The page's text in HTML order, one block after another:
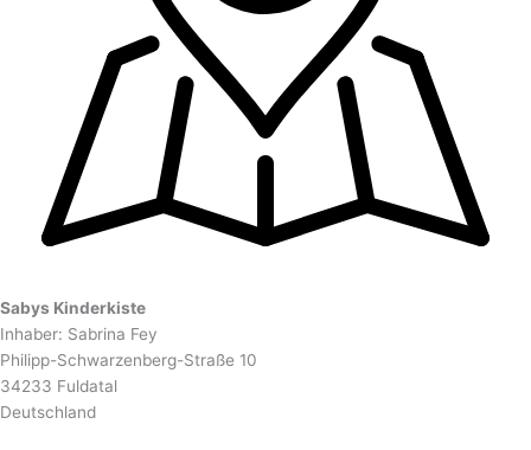
Sabys Kinderkiste
Inhaber: Sabrina Fey
Philipp-Schwarzenberg-Straße 10
34233 Fuldatal
Deutschland